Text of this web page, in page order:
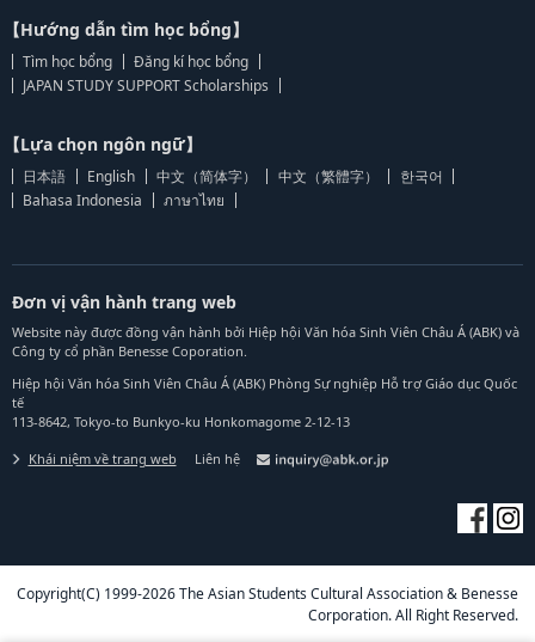
【Hướng dẫn tìm học bổng】
Tìm học bổng
Đăng kí học bổng
JAPAN STUDY SUPPORT Scholarships
【Lựa chọn ngôn ngữ】
日本語 English 中文（简体字） 中文（繁體字）
한국어
Bahasa Indonesia
ภาษาไทย
Đơn vị vận hành trang web
Website này được đồng vận hành bởi Hiệp hội Văn hóa Sinh Viên Châu Á (ABK) và
Công ty cổ phần Benesse Coporation.
Hiệp hội Văn hóa Sinh Viên Châu Á (ABK) Phòng Sự nghiệp Hỗ trợ Giáo dục Quốc
tế
113-8642, Tokyo-to Bunkyo-ku Honkomagome 2-12-13
Khái niệm về trang web Liên hệ
Copyright(C) 1999-2026 The Asian Students Cultural Association & Benesse
Corporation. All Right Reserved.